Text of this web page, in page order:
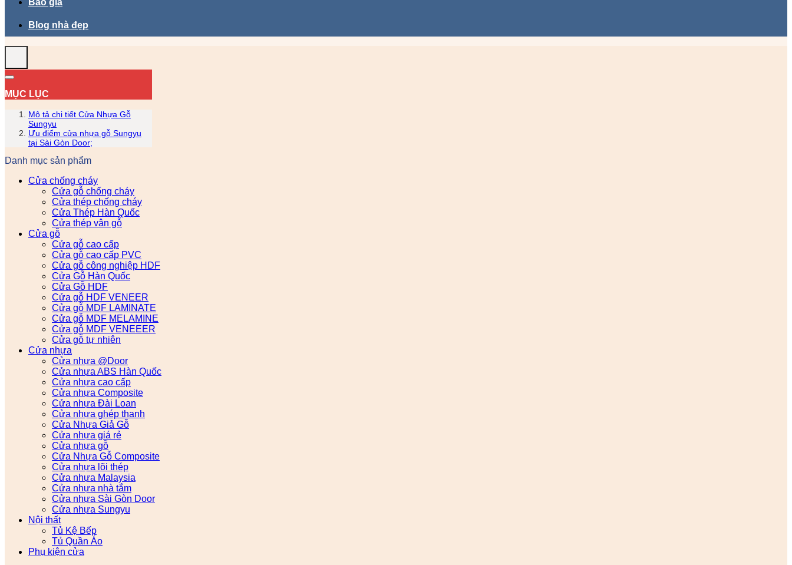
Báo giá
Blog nhà đẹp
MỤC LỤC
Mô tả chi tiết Cửa Nhựa Gỗ
Sungyu
Ưu điểm cửa nhựa gỗ Sungyu
tại Sài Gòn Door;
Danh mục sản phẩm
Cửa chống cháy
Cửa gỗ chống cháy
Cửa thép chống cháy
Cửa Thép Hàn Quốc
Cửa thép vân gỗ
Cửa gỗ
Cửa gỗ cao cấp
Cửa gỗ cao cấp PVC
Cửa gỗ công nghiệp HDF
Cửa Gỗ Hàn Quốc
Cửa Gỗ HDF
Cửa gỗ HDF VENEER
Cửa gỗ MDF LAMINATE
Cửa gỗ MDF MELAMINE
Cửa gỗ MDF VENEEER
Cửa gỗ tự nhiên
Cửa nhựa
Cửa nhựa @Door
Cửa nhựa ABS Hàn Quốc
Cửa nhựa cao cấp
Cửa nhựa Composite
Cửa nhựa Đài Loan
Cửa nhựa ghép thanh
Cửa Nhựa Giả Gỗ
Cửa nhựa giá rẻ
Cửa nhựa gỗ
Cửa Nhựa Gỗ Composite
Cửa nhựa lõi thép
Cửa nhựa Malaysia
Cửa nhựa nhà tắm
Cửa nhựa Sài Gòn Door
Cửa nhựa Sungyu
Nội thất
Tủ Kệ Bếp
Tủ Quần Áo
Phụ kiện cửa